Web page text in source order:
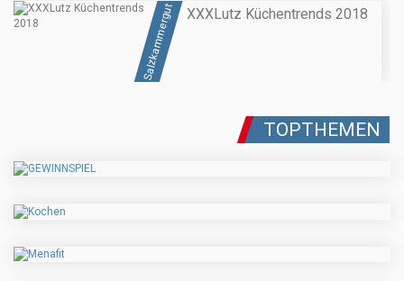
Salzkammergut XXXLutz Küchentrends 2018
TOPTHEMEN